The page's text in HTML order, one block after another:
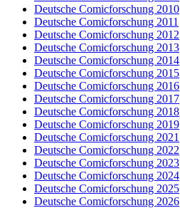
Deutsche Comicforschung 2010
Deutsche Comicforschung 2011
Deutsche Comicforschung 2012
Deutsche Comicforschung 2013
Deutsche Comicforschung 2014
Deutsche Comicforschung 2015
Deutsche Comicforschung 2016
Deutsche Comicforschung 2017
Deutsche Comicforschung 2018
Deutsche Comicforschung 2019
Deutsche Comicforschung 2021
Deutsche Comicforschung 2022
Deutsche Comicforschung 2023
Deutsche Comicforschung 2024
Deutsche Comicforschung 2025
Deutsche Comicforschung 2026